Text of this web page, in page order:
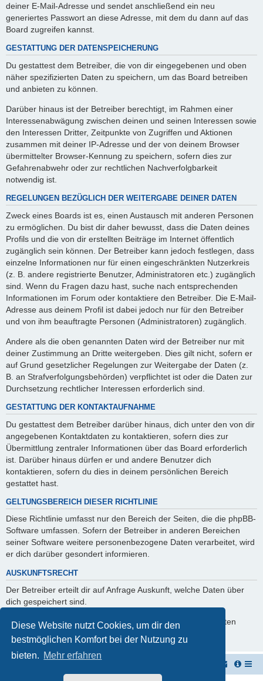
Diese Website nutzt Cookies, um dir den
bestmöglichen Komfort bei der Nutzung zu
bieten. Mehr erfahren
deiner E-Mail-Adresse und sendet anschließend ein neu
generiertes Passwort an diese Adresse, mit dem du dann auf das
Board zugreifen kannst.
GESTATTUNG DER DATENSPEICHERUNG
Du gestattest dem Betreiber, die von dir eingegebenen und oben
näher spezifizierten Daten zu speichern, um das Board betreiben
und anbieten zu können.
Darüber hinaus ist der Betreiber berechtigt, im Rahmen einer
Interessenabwägung zwischen deinen und seinen Interessen sowie
den Interessen Dritter, Zeitpunkte von Zugriffen und Aktionen
zusammen mit deiner IP-Adresse und der von deinem Browser
übermittelter Browser-Kennung zu speichern, sofern dies zur
Gefahrenabwehr oder zur rechtlichen Nachverfolgbarkeit
notwendig ist.
REGELUNGEN BEZÜGLICH DER WEITERGABE DEINER DATEN
Zweck eines Boards ist es, einen Austausch mit anderen Personen
zu ermöglichen. Du bist dir daher bewusst, dass die Daten deines
Profils und die von dir erstellten Beiträge im Internet öffentlich
zugänglich sein können. Der Betreiber kann jedoch festlegen, dass
einzelne Informationen nur für einen eingeschränkten Nutzerkreis
(z. B. andere registrierte Benutzer, Administratoren etc.) zugänglich
sind. Wenn du Fragen dazu hast, suche nach entsprechenden
Informationen im Forum oder kontaktiere den Betreiber. Die E-Mail-
Adresse aus deinem Profil ist dabei jedoch nur für den Betreiber
und von ihm beauftragte Personen (Administratoren) zugänglich.
Andere als die oben genannten Daten wird der Betreiber nur mit
deiner Zustimmung an Dritte weitergeben. Dies gilt nicht, sofern er
auf Grund gesetzlicher Regelungen zur Weitergabe der Daten (z.
B. an Strafverfolgungsbehörden) verpflichtet ist oder die Daten zur
Durchsetzung rechtlicher Interessen erforderlich sind.
GESTATTUNG DER KONTAKTAUFNAHME
Du gestattest dem Betreiber darüber hinaus, dich unter den von dir
angegebenen Kontaktdaten zu kontaktieren, sofern dies zur
Übermittlung zentraler Informationen über das Board erforderlich
ist. Darüber hinaus dürfen er und andere Benutzer dich
kontaktieren, sofern du dies in deinem persönlichen Bereich
gestattet hast.
GELTUNGSBEREICH DIESER RICHTLINIE
Diese Richtlinie umfasst nur den Bereich der Seiten, die die phpBB-
Software umfassen. Sofern der Betreiber in anderen Bereichen
seiner Software weitere personenbezogene Daten verarbeitet, wird
er dich darüber gesondert informieren.
AUSKUNFTSRECHT
Der Betreiber erteilt dir auf Anfrage Auskunft, welche Daten über
dich gespeichert sind.
Du kannst jederzeit die Löschung bzw. Sperrung deiner Daten
verlangen. Kontaktiere hierzu bitte den Betreiber.